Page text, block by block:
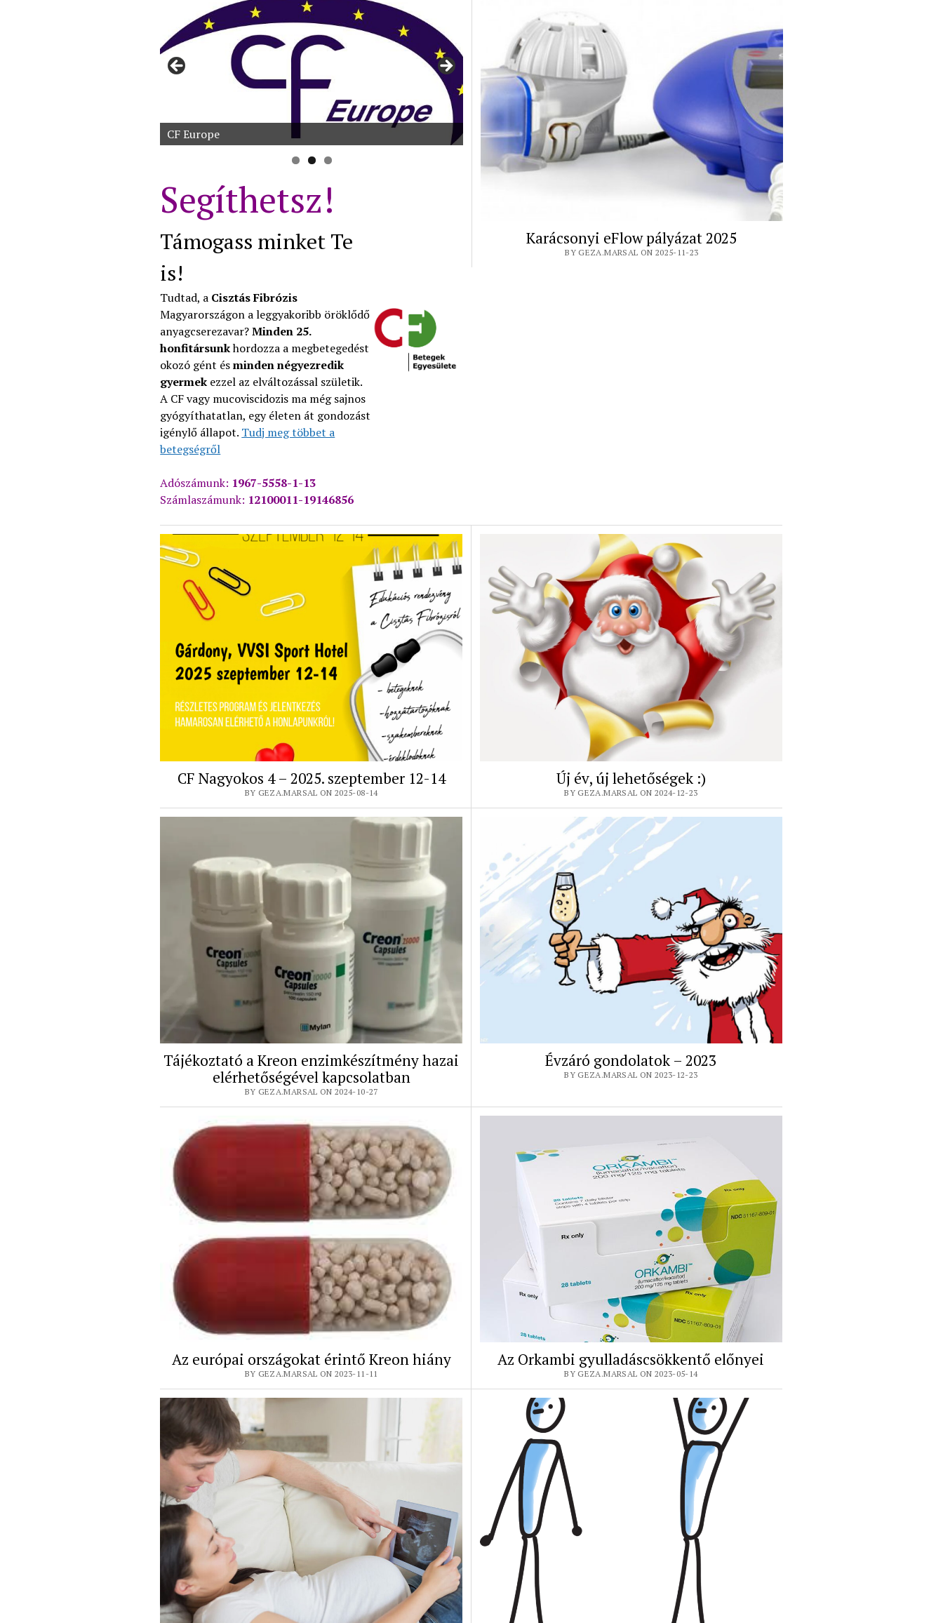
Segíthetsz!
Támogass minket Te
is!
Tudtad, a Cisztás Fibrózis
Magyarországon a leggyakoribb öröklődő
anyagcserezavar?Minden 25.
honfitársunkhordozza a megbetegedést
okozó gént ésminden négyezredik
gyermek ezzel az elváltozással születik.
A CF vagy mucoviscidozis ma még sajnos
gyógyíthatatlan, egy életen át gondozást
igénylő állapot. Tudj meg többet a
betegségről
Adószámunk: 1967-5558-1-13
Számlaszámunk: 12100011-19146856
Karácsonyi eFlow pályázat 2025
BY GEZA.MARSAL ON 2025-11-23
CF Nagyokos 4 – 2025. szeptember 12-14
BY GEZA.MARSAL ON 2025-08-14
Új év, új lehetőségek :)
BY GEZA.MARSAL ON 2024-12-23
Tájékoztató a Kreon enzimkészítmény hazai
elérhetőségével kapcsolatban
BY GEZA.MARSAL ON 2024-10-27
Évzáró gondolatok – 2023
BY GEZA.MARSAL ON 2023-12-23
Az európai országokat érintő Kreon hiány
BY GEZA.MARSAL ON 2023-11-11
Az Orkambi gyulladáscsökkentő előnyei
BY GEZA.MARSAL ON 2023-05-14